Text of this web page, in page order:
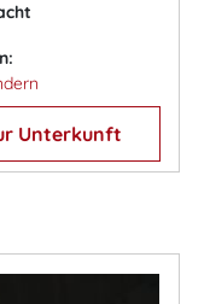
Unterkunft